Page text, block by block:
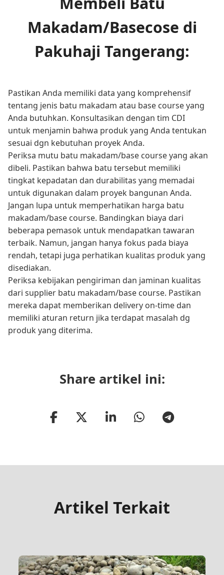
Makadam/Basecose di
Pakuhaji Tangerang:
Pastikan Anda memiliki data yang komprehensif
tentang jenis batu makadam atau base course yang
Anda butuhkan. Konsultasikan dengan tim CDI
untuk menjamin bahwa produk yang Anda tentukan
sesuai dgn kebutuhan proyek Anda.
Periksa mutu batu makadam/base course yang akan
dibeli. Pastikan bahwa batu tersebut memiliki
tingkat kepadatan dan durabilitas yang memadai
untuk digunakan dalam proyek bangunan Anda.
Jangan lupa untuk memperhatikan harga batu
makadam/base course. Bandingkan biaya dari
beberapa pemasok untuk mendapatkan tawaran
terbaik. Namun, jangan hanya fokus pada biaya
rendah, tetapi juga perhatikan kualitas produk yang
disediakan.
Periksa kebijakan pengiriman dan jaminan kualitas
dari supplier batu makadam/base course. Pastikan
mereka dapat memberikan delivery on-time dan
memiliki aturan return jika terdapat masalah dg
produk yang diterima.
Share artikel ini:
Artikel Terkait